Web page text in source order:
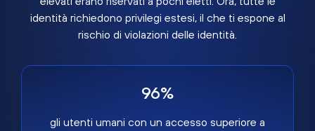
identità richiedono privilegi estesi, il che ti espone al
rischio di violazioni delle identità.
96%
gli utenti umani con un accesso superiore a